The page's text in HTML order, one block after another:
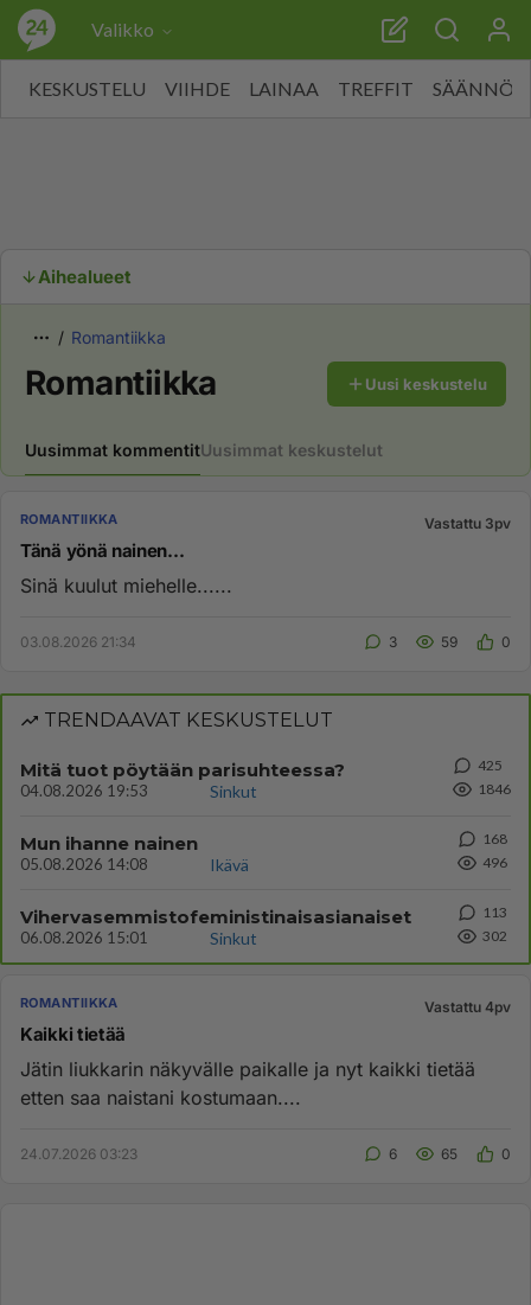
Valikko
KESKUSTELU VIIHDE LAINAA TREFFIT SÄÄNNÖT
Aihealueet
Romantiikka
Romantiikka Uusi keskustelu
Uusimmat kommentitUusimmat keskustelut
ROMANTIIKKA Vastattu 3pv
Tänä yönä nainen...
Sinä kuulut miehelle......
03.08.2026 21:34 3 59 0
TRENDAAVAT KESKUSTELUT
Mitä tuot pöytään parisuhteessa?
04.08.2026 19:53 Sinkut
425
1846
Mun ihanne nainen
05.08.2026 14:08 Ikävä
168
496
Vihervasemmistofeministinaisasianaiset
06.08.2026 15:01 Sinkut
113
302
ROMANTIIKKA Vastattu 4pv
Kaikki tietää
Jätin liukkarin näkyvälle paikalle ja nyt kaikki tietää
etten saa naistani kostumaan....
24.07.2026 03:23 6 65 0